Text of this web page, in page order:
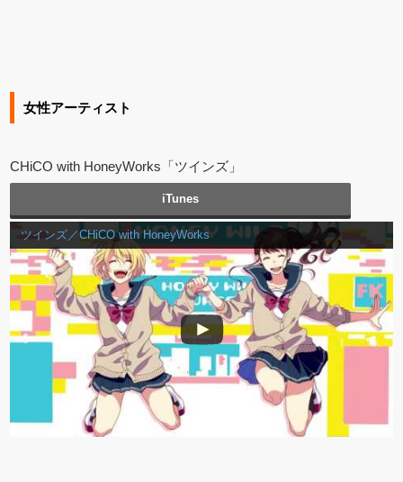
女性アーティスト
CHiCO with HoneyWorks「ツインズ」
iTunes
ツインズ／CHiCO with HoneyWorks